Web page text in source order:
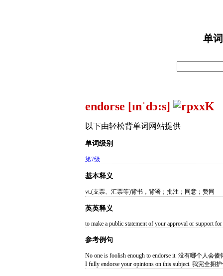
单
endorse [ɪnˈdɔ:s]
以下由轻松背单词网站提供
单词级别
第7级
基本释义
vt.(支票、汇票等)背书，背署；批注；同意；赞同
英英释义
to make a public statement of your approval or support
参考例句
No one is foolish enough to endorse it. 没有哪个人会
I fully endorse your opinions on this subject. 我完全拥